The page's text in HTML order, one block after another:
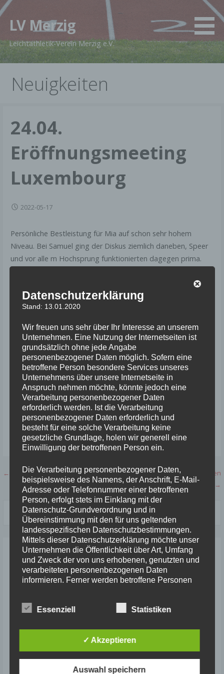
Zum
Inhalt
springenLV Merzig
Leichtathletik-Verein Merzig e.V.
Neuigkeiten
24.04.
Eröffnungsmeeting
Luxembourg
2022-05-17
Persönliche Bestleistung für Mia auf schon sehr hohem
Niveau. Bei Samuel ging der Diskus ziemlich daneben, Speer
und vor alle m Hochsprung funktionierten dagegen prima.
Hoch Männer
Werner
2000
Männer
Werner
2000
m
Speer
Männer
Samuel
Werner
2000
m
Hoch WU 18
Mia
Bourscheid
2006 1,68 m
Veröffentlicht in: Infos
Beitragsnavigation
← 30.04. Werfertag Merzig
02.04. SLB-Meisterschaften
Langstrecken, Rehlingen →
Suchen
Neueste Beiträge
Saarlandmeisterschaften Jugend U 20 und U 16, Ludweiler,
Saarlandmeisterschaften Aktive und U18, St. Wendel,
6./7.2026
Kinderleichtathletik-Wettkampf Elm, 15.06.2025
Saarländische Masters Ludweiler, 05.07.2025
Süddeutsche Meisterschaften Aktive und U 18, St.Wendel,
Datenschutzerklärung
Stand: 13.01.2020
Wir freuen uns sehr über Ihr Interesse an unserem
Unternehmen. Eine Nutzung der Internetseiten ist
grundsätzlich ohne jede Angabe
personenbezogener Daten möglich. Sofern eine
betroffene Person besondere Services unseres
Unternehmens über unsere Internetseite in
Anspruch nehmen möchte, könnte jedoch eine
Verarbeitung personenbezogener Daten
erforderlich werden. Ist die Verarbeitung
personenbezogener Daten erforderlich und
besteht für eine solche Verarbeitung keine
gesetzliche Grundlage, holen wir generell eine
Einwilligung der betroffenen Person ein.
Die Verarbeitung personenbezogener Daten,
beispielsweise des Namens, der Anschrift, E-Mail-
Adresse oder Telefonnummer einer betroffenen
Person, erfolgt stets im Einklang mit der
Datenschutz-Grundverordnung und in
Übereinstimmung mit den für uns geltenden
landesspezifischen Datenschutzbestimmungen.
Mittels dieser Datenschutzerklärung möchte unser
Unternehmen die Öffentlichkeit über Art, Umfang
und Zweck der von uns erhobenen, genutzten und
verarbeiteten personenbezogenen Daten
informieren. Ferner werden betroffene Personen
zahlreiche technische und organisatorische
Maßnahmen umgesetzt, um einen möglichst
lückenlosen Schutz der über diese Internetseite
sicherzustellen. Dennoch können Internetbasierte
Essenziell Statistiken
✓ Akzeptieren
Auswahl speichern